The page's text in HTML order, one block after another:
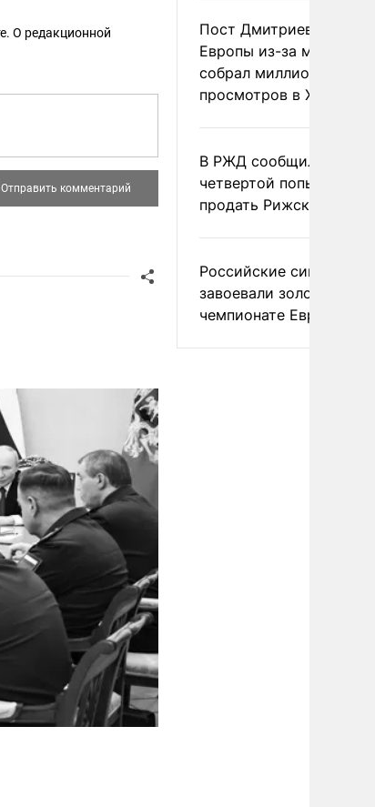
О редакционной
Пост Дмитриева о
Европы из-за
собрал миллион
просмотров в X
В РЖД сообщили о
четвертой попытке
продать Рижский
Российские
завоевали золото на
чемпионате Европы